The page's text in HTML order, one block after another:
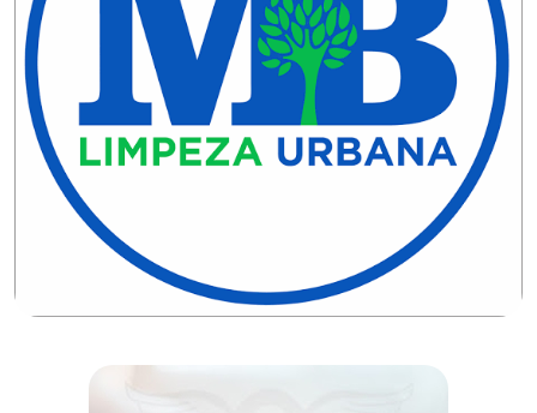
CAMPEONATO
DE
BLOCOS
CAPACITAÇÃO
CARNAUBAIS
CARNAVAL